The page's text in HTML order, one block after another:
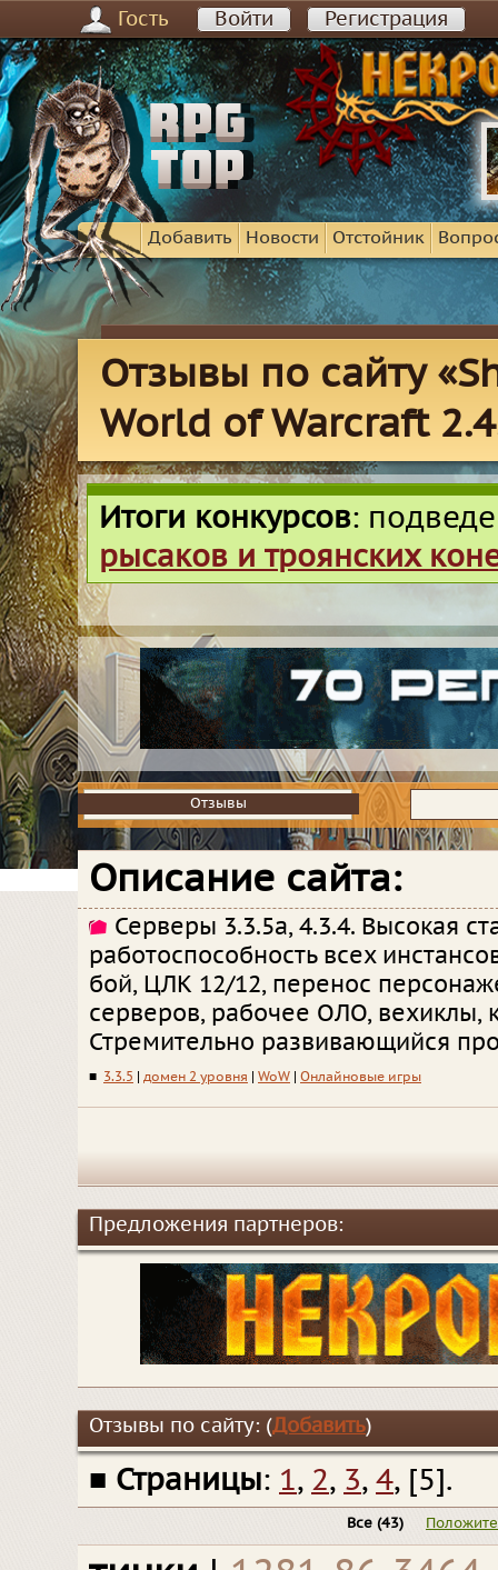
Гость Войти Регистрация
Добавить Новости Отстойник
Отзывы по сайту
World of Warcraft
Итоги конкурсов:
рысаков и троянских
Отзывы
Отзывы
Описание сайта:
Серверы 3.3.5а, 4.3.4. Высокая
работоспособность всех
бой, ЦЛК 12/12, перенос
серверов, рабочее ОЛО, вехиклы,
Стремительно развивающийся
■ 3.3.5 домен 2 уровня WoW Онлайновые игры
Предложения партнеров:
Отзывы по сайту: (Добавить)
■ Страницы: 1, 2, 3, 4, [5].
Все (43)